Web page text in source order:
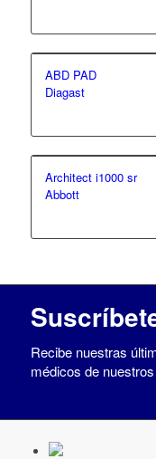
ABD PAD
Diagast
Architect i1000 sr
Abbott
Recibe nuestras
médicos de